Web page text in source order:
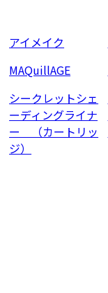
アイメイク
MAQuillAGE
シークレットシェ
ーディングライナ
ー （カートリッ
ジ）